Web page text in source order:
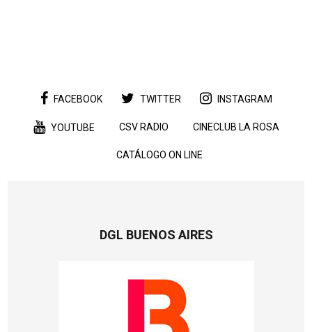
FACEBOOK TWITTER INSTAGRAM
YOUTUBE CSV RADIO CINECLUB LA ROSA
CATÁLOGO ON LINE
DGL BUENOS AIRES